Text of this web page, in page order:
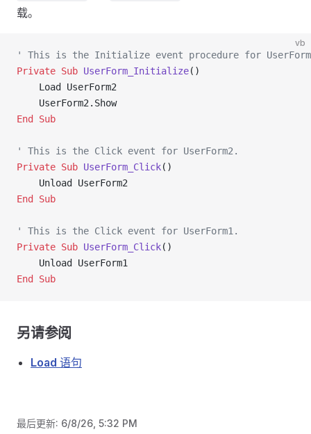
载。
vb
' This is the Initialize event procedure for
Private Sub UserForm_Initialize()
    Load UserForm2
    UserForm2.Show
End Sub
' This is the Click event for UserForm2.
Private Sub UserForm_Click()
    Unload UserForm2
End Sub
' This is the Click event for UserForm1.
Private Sub UserForm_Click()
    Unload UserForm1
End Sub
另请参阅
Load 语句
最后更新: 6/8/26, 5:32 PM